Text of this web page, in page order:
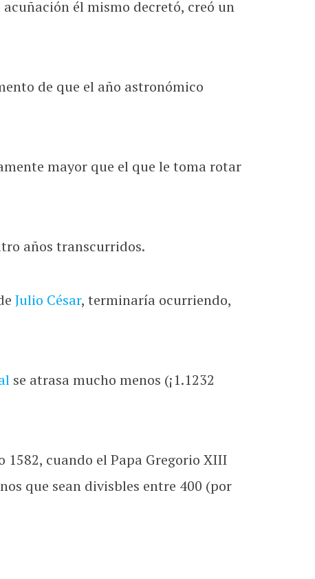
acuñación él mismo decretó, creó un
de que el año astronómico
mayor que el que le toma rotar
años transcurridos.
Julio César, terminaría ocurriendo,
se atrasa mucho menos (¡1.1232
cuando el Papa Gregorio XIII
que sean divisbles entre 400 (por